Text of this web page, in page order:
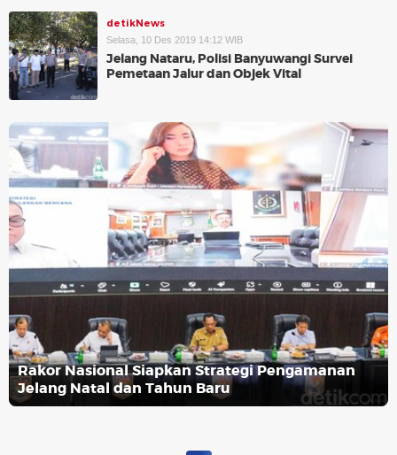
detikNews
Selasa, 10 Des 2019 14:12 WIB
Jelang Nataru, Polisi Banyuwangi Survei
Pemetaan Jalur dan Objek Vital
Rakor Nasional Siapkan Strategi Pengamanan
Jelang Natal dan Tahun Baru